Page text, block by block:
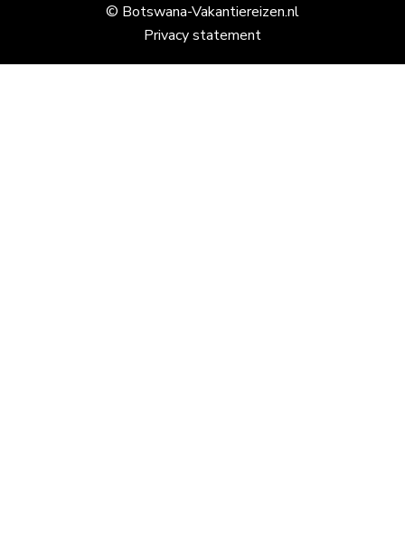
© Botswana-Vakantiereizen.nl
Privacy statement